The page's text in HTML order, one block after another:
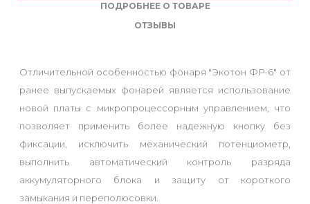
ПОДРОБНЕЕ О ТОВАРЕ
ОТЗЫВЫ
Отличительной особенностью фонаря "Экотон ФР-6" от
ранее выпускаемых фонарей является использование
новой платы с микропроцессорным управлением, что
позволяет применить более надежную кнопку без
фиксации, исключить механический потенциометр,
выполнить автоматический контроль разряда
аккумуляторного блока и защиту от короткого
замыкания и переполюсовки.